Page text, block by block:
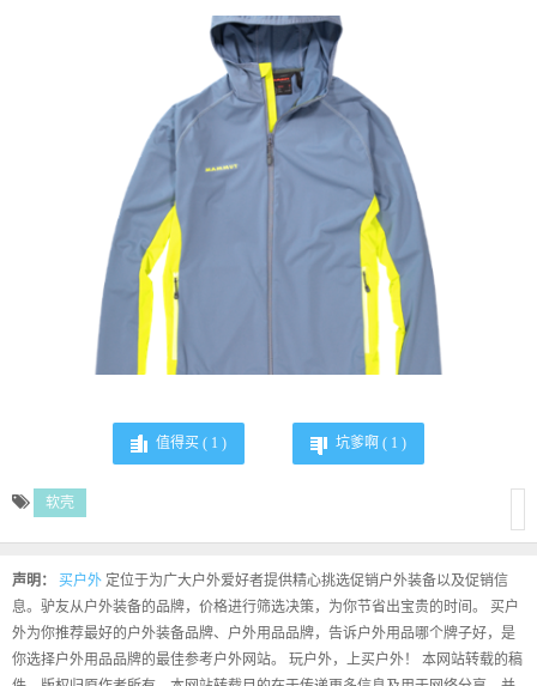
值得买 ( 1 ) 坑爹啊 ( 1 )
软壳
声明： 买户外 定位于为广大户外爱好者提供精心挑选促销户外装备以及促销信
息。驴友从户外装备的品牌，价格进行筛选决策，为你节省出宝贵的时间。 买户
外为你推荐最好的户外装备品牌、户外用品品牌，告诉户外用品哪个牌子好，是
你选择户外用品品牌的最佳参考户外网站。 玩户外，上买户外！ 本网站转载的稿